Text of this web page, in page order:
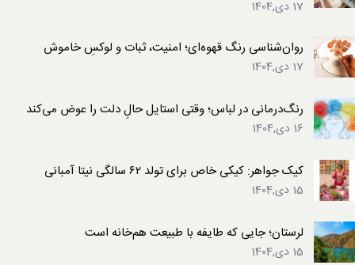
17 دی,1404
روان‌شناسی رنگ قهوه‌ای؛ امنیت، ثبات و لوکسِ خاموش
17 دی,1404
رنگ‌درمانی در لباس؛ وقتی استایل حالِ دلت را عوض می‌کند
16 دی,1404
کیک جواهر: کیکی خاص برای تولد ۶۲ سالگی نیتا آمبانی
15 دی,1404
لرستان؛ جایی که طایفه با طبیعت هم‌خانه است
15 دی,1404